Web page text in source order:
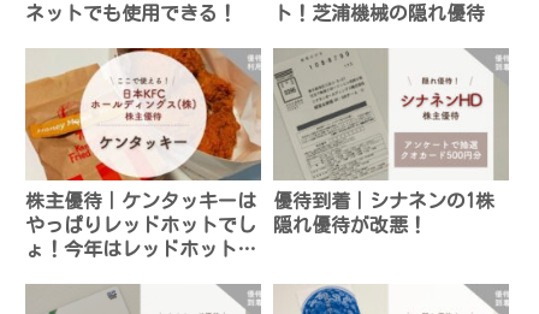
ネットでも使用できる！
ト！芝浦機械の隠れ優待
株主優待｜ケンタッキーは
やっぱりレッドホットでし
ょ！今年はレッドホット満
優待到着｜シナネンの1株
隠れ優待が改悪！